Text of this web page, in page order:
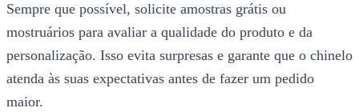
Sempre que possível, solicite amostras grátis ou
mostruários para avaliar a qualidade do produto e da
personalização. Isso evita surpresas e garante que o chinelo
atenda às suas expectativas antes de fazer um pedido
maior.